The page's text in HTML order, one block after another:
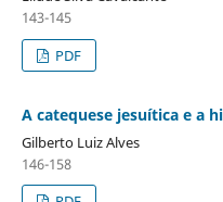
143-145
PDF
A catequese jesuítica e a
Gilberto Luiz Alves
146-158